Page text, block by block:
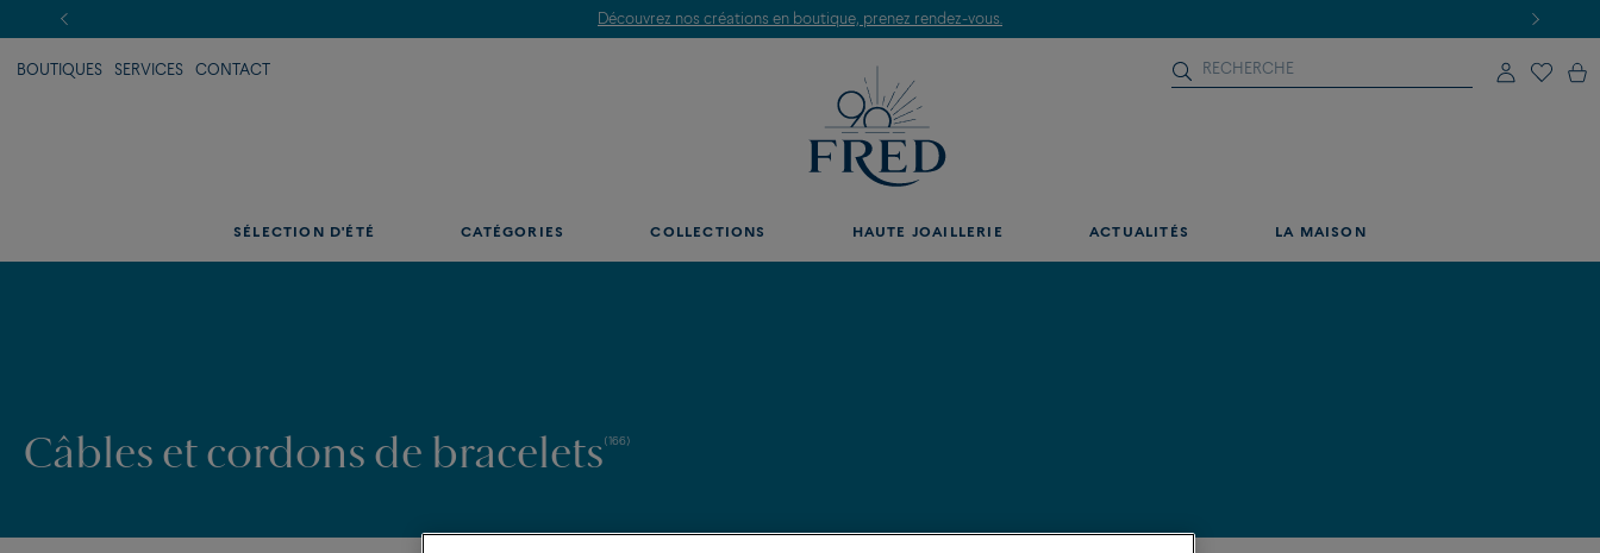
Découvrez nos créations en boutique, prenez rendez-vous.
BOUTIQUES SERVICES CONTACT
SÉLECTION D'ÉTÉ CATÉGORIES COLLECTIONS HAUTE JOAILLERIE ACTUALITÉS LA MAISON
Câbles et cordons de bracelets(166)